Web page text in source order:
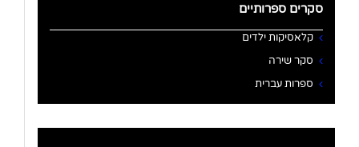
סקרים ספרותיים
קלאסיקות ילדים
סקר שירה
ספרות עברית